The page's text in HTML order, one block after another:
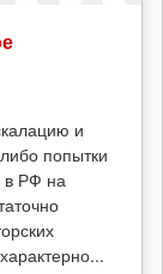
и
попытки
в РФ на